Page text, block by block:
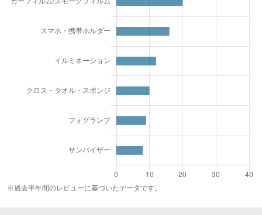
※過去半年間のレビューに基づいたデータです。